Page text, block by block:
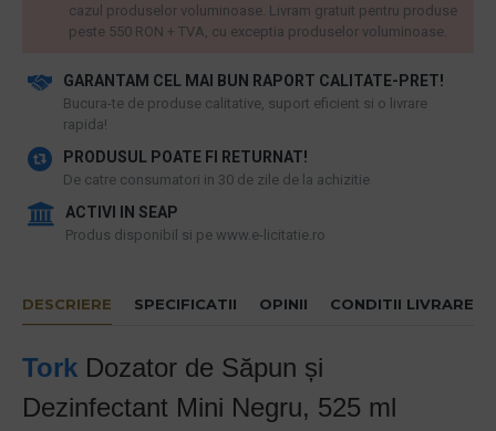
GARANTAM CEL MAI BUN RAPORT CALITATE-PRET!
​Bucura-te de produse calitative, suport eficient si o livrare
rapida!
PRODUSUL POATE FI RETURNAT!
De catre consumatori in 30 de zile de la achizitie
ACTIVI IN SEAP
Produs disponibil si pe www.e-licitatie.ro
cazul produselor voluminoase. Livram gratuit pentru produse
peste 550 RON + TVA, cu exceptia produselor voluminoase.
DESCRIERE SPECIFICATII OPINII CONDITII LIVRARE
Tork Dozator de Săpun și
Dezinfectant Mini Negru, 525 ml